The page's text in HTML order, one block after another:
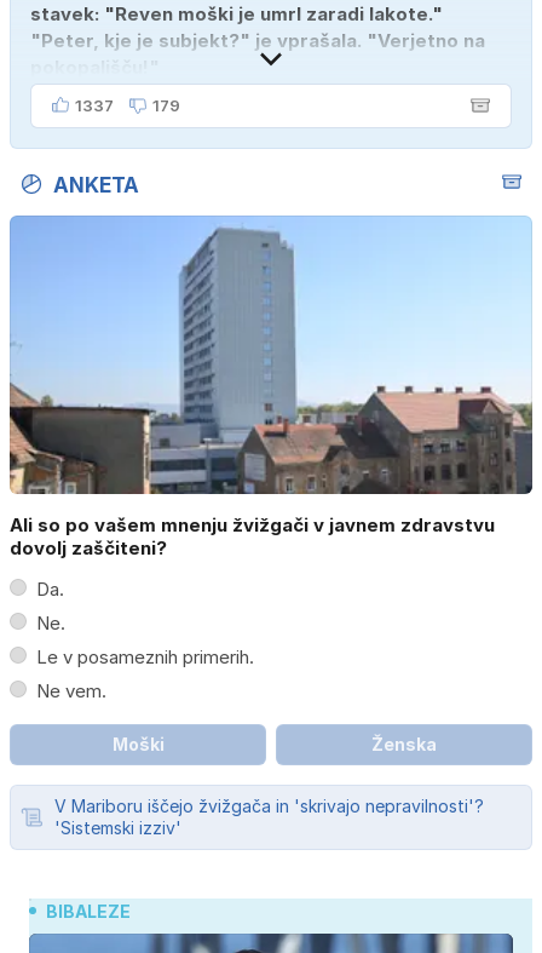
stavek: "Reven moški je umrl zaradi lakote."
"Peter, kje je subjekt?" je vprašala. "Verjetno na
1337 179
ANKETA
Ali so po vašem mnenju žvižgači v javnem zdravstvu
dovolj zaščiteni?
Da.
Ne.
Le v posameznih primerih.
Ne vem.
Moški Ženska
V Mariboru iščejo žvižgača in 'skrivajo nepravilnosti'?
'Sistemski izziv'
BIBALEZE